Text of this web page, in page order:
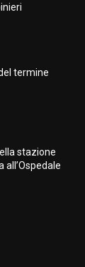
termine
stazione
all’Ospedale